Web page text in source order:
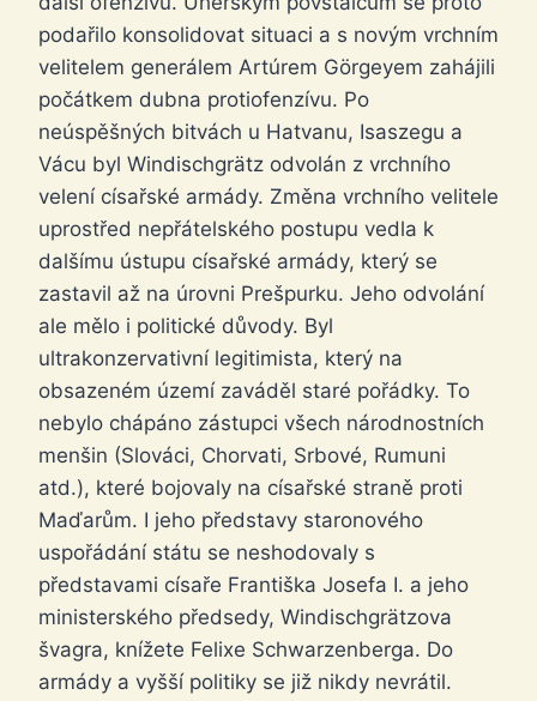
podařilo konsolidovat situaci a s novým vrchním
velitelem generálem Artúrem Görgeyem zahájili
počátkem dubna protiofenzívu. Po
neúspěšných bitvách u Hatvanu, Isaszegu a
Vácu byl Windischgrätz odvolán z vrchního
velení císařské armády. Změna vrchního velitele
uprostřed nepřátelského postupu vedla k
dalšímu ústupu císařské armády, který se
zastavil až na úrovni Prešpurku. Jeho odvolání
ale mělo i politické důvody. Byl
ultrakonzervativní legitimista, který na
obsazeném území zaváděl staré pořádky. To
nebylo chápáno zástupci všech národnostních
menšin (Slováci, Chorvati, Srbové, Rumuni
atd.), které bojovaly na císařské straně proti
Maďarům. I jeho představy staronového
uspořádání státu se neshodovaly s
představami císaře Františka Josefa I. a jeho
ministerského předsedy, Windischgrätzova
švagra, knížete Felixe Schwarzenberga. Do
armády a vyšší politiky se již nikdy nevrátil.